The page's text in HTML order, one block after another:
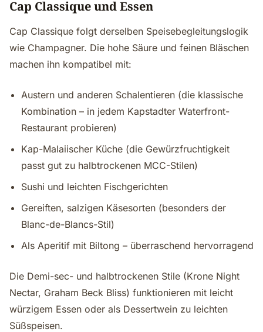
Cap Classique und Essen
Cap Classique folgt derselben Speisebegleitungslogik
wie Champagner. Die hohe Säure und feinen Bläschen
machen ihn kompatibel mit:
Austern und anderen Schalentieren (die klassische
Kombination – in jedem Kapstadter Waterfront-
Restaurant probieren)
Kap-Malaiischer Küche (die Gewürzfruchtigkeit
passt gut zu halbtrockenen MCC-Stilen)
Sushi und leichten Fischgerichten
Gereiften, salzigen Käsesorten (besonders der
Blanc-de-Blancs-Stil)
Als Aperitif mit Biltong – überraschend hervorragend
Die Demi-sec- und halbtrockenen Stile (Krone Night
Nectar, Graham Beck Bliss) funktionieren mit leicht
würzigem Essen oder als Dessertwein zu leichten
Süßspeisen.